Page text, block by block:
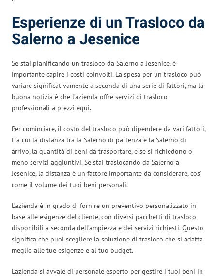
Esperienze di un Trasloco da
Salerno a Jesenice
Se stai pianificando un trasloco da Salerno a Jesenice, è
importante capire i costi coinvolti. La spesa per un trasloco può
variare significativamente a seconda di una serie di fattori, ma la
buona notizia è che l’azienda offre servizi di trasloco
professionali a prezzi equi.
Per cominciare, il costo del trasloco può dipendere da vari fattori,
tra cui la distanza tra la Salerno di partenza e la Salerno di
arrivo, la quantità di beni da trasportare, e se si richiedono o
meno servizi aggiuntivi. Se stai traslocando da Salerno a
Jesenice, la distanza è un fattore importante da considerare, così
come il volume dei tuoi beni personali.
L’azienda è in grado di fornire un preventivo personalizzato in
base alle esigenze del cliente, con diversi pacchetti di trasloco
disponibili a seconda dell’ampiezza e dei servizi richiesti. Questo
significa che puoi scegliere la soluzione di trasloco che si adatta
meglio alle tue esigenze e al tuo budget.
L’azienda si avvale di personale esperto per gestire i tuoi beni in